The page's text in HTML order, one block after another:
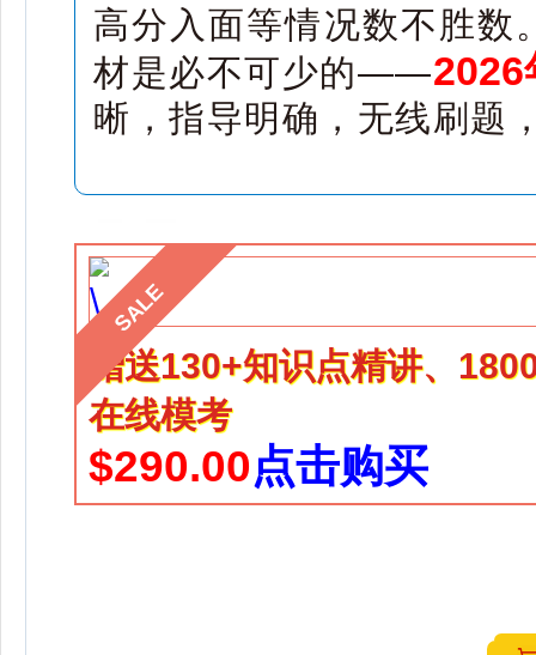
高分入面等情况数不胜数
材是必不可少的——2026
晰，指导明确，无线刷题
SALE
赠送130+知识点精讲、
在线模考
$290.00点击购买